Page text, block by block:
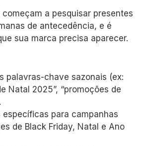
a pesquisar presentes
de antecedência, e é
sua marca precisa aparecer.
palavras-chave sazonais (ex:
Natal 2025”, “promoções de
específicas para campanhas
de Black Friday, Natal e Ano